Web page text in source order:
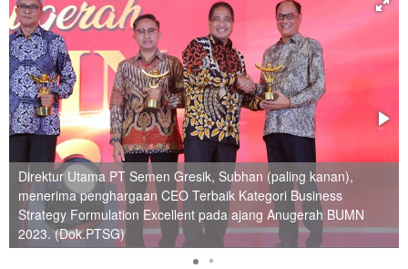
Direktur Utama PT Semen Gresik, Subhan (paling kanan),
menerima penghargaan CEO Terbaik Kategori Business
Strategy Formulation Excellent pada ajang Anugerah BUMN
2023. (Dok.PTSG)